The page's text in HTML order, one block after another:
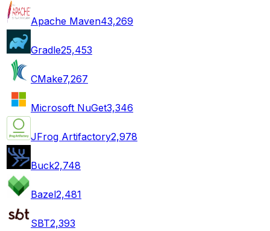
Apache Maven43,269
Gradle25,453
CMake7,267
Microsoft NuGet3,346
JFrog Artifactory2,978
Buck2,748
Bazel2,481
SBT2,393